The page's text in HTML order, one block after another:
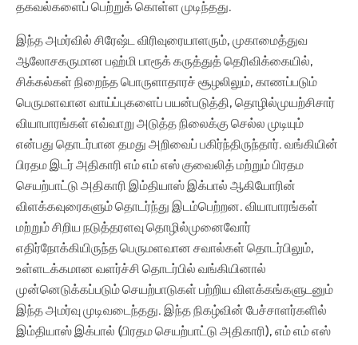
தகவல்களைப் பெற்றுக் கொள்ள முடிந்தது.
இந்த அமர்வில் சிரேஷ்ட விரிவுரையாளரும், முகாமைத்துவ
ஆலோசகருமான பஹ்மி பாரூக் கருத்துத் தெரிவிக்கையில்,
சிக்கல்கள் நிறைந்த பொருளாதாரச் சூழலிலும், காணப்படும்
பெருமளவான வாய்ப்புகளைப் பயன்படுத்தி, தொழில்முயற்சிசார்
வியாபாரங்கள் எவ்வாறு அடுத்த நிலைக்கு செல்ல முடியும்
என்பது தொடர்பான தமது அறிவைப் பகிர்ந்திருந்தார். வங்கியின்
பிரதம இடர் அதிகாரி எம் எம் எஸ் குவைலித் மற்றும் பிரதம
செயற்பாட்டு அதிகாரி இம்தியாஸ் இக்பால் ஆகியோரின்
விளக்கவுரைகளும் தொடர்ந்து இடம்பெற்றன. வியாபாரங்கள்
மற்றும் சிறிய நடுத்தரளவு தொழில்முனைவோர்
எதிர்நோக்கியிருந்த பெருமளவான சவால்கள் தொடர்பிலும்,
உள்ளடக்கமான வளர்ச்சி தொடர்பில் வங்கியினால்
முன்னெடுக்கப்படும் செயற்பாடுகள் பற்றிய விளக்கங்களுடனும்
இந்த அமர்வு முடிவடைந்தது. இந்த நிகழ்வின் பேச்சாளர்களில்
இம்தியாஸ் இக்பால் (பிரதம செயற்பாட்டு அதிகாரி), எம் எம் எஸ்